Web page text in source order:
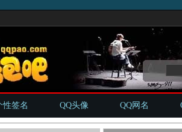
性签名 QQ头像 QQ网名